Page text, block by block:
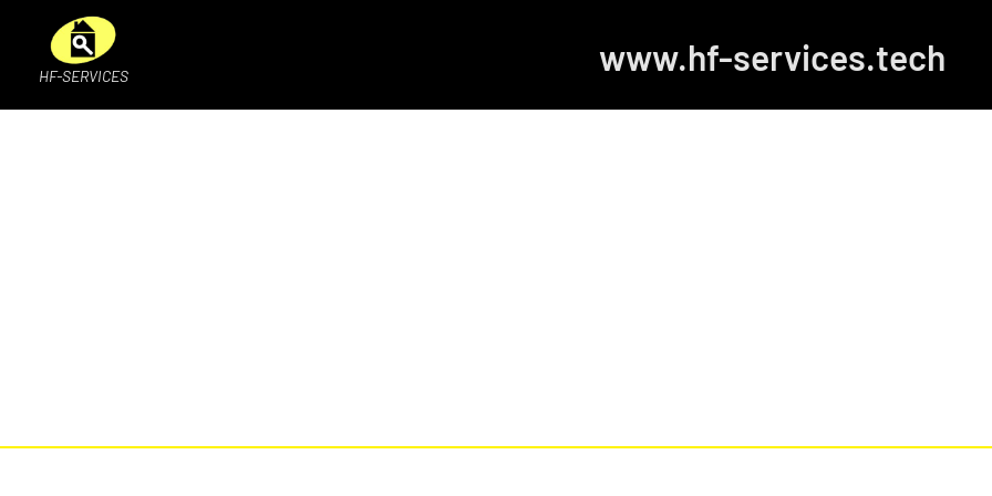
HF-SERVICES www.hf-services.tech